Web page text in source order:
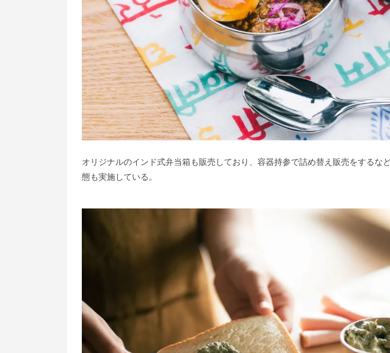
オリジナルのインド式弁当箱も販売しており、容器持参で詰め替え販売をするな
態も実施している。